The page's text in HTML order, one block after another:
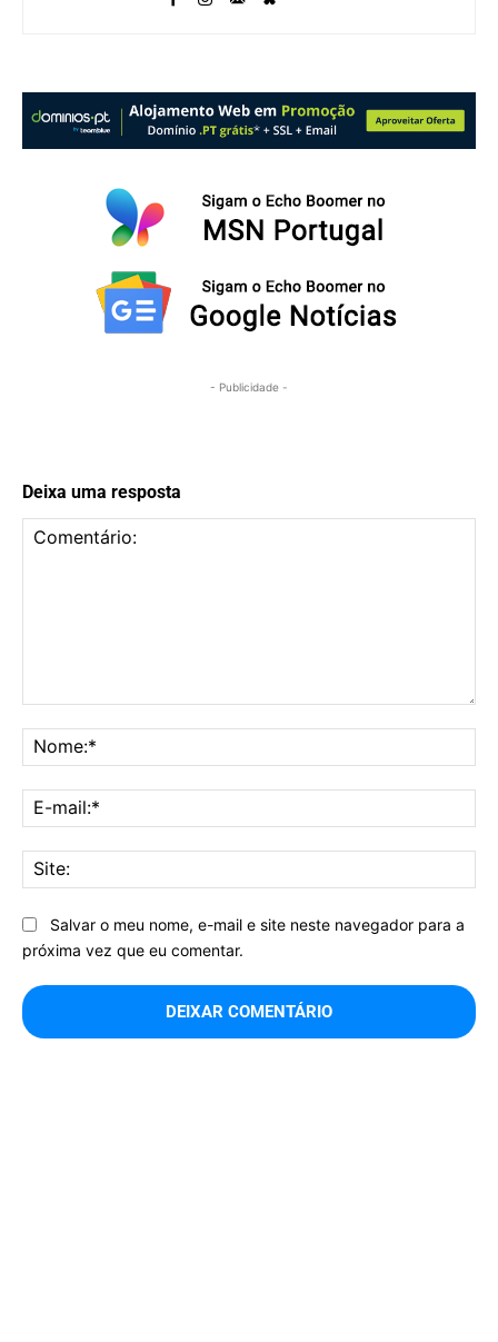
- Publicidade -
Deixa uma resposta
Salvar o meu nome, e-mail e site neste navegador para a
próxima vez que eu comentar.